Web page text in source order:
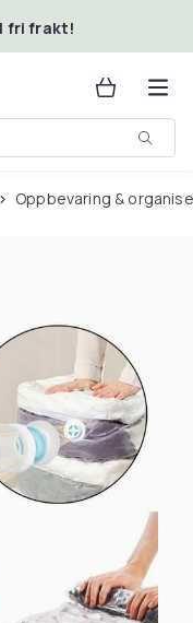
fri frakt!
Oppbevaring &